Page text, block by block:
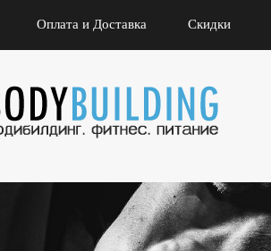
Оплата и Доставка Скидки